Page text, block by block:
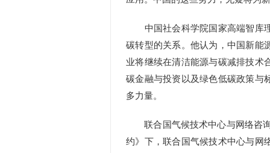
中国社会科学院国家高端智库理
碳转型的关系。他认为，中国新能
业将继续在清洁能源与碳减排技术
碳金融与投资以及绿色低碳政策与
多力量。
联合国气候技术中心与网络咨询
约》下，联合国气候技术中心与网